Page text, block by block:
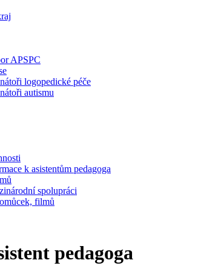
APSPC
logopedické péče
autismu
k asistentům pedagoga
spolupráci
filmů
pedagoga